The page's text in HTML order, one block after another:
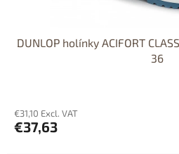
DUNLOP holínky ACIFORT
36
€31,10 Excl. VAT
€37,63